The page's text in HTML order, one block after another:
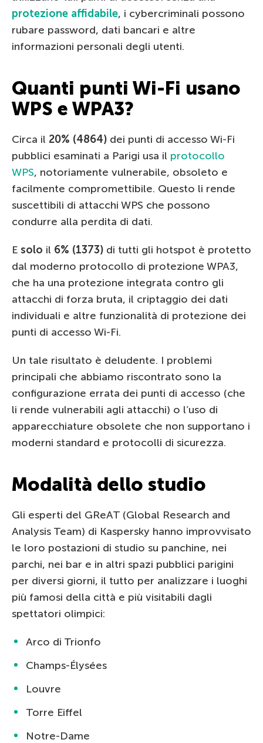
protezione affidabile, i cybercriminali possono
rubare password, dati bancari e altre
informazioni personali degli utenti.
Quanti punti Wi-Fi usano
WPS e WPA3?
Circa il 20% (4864) dei punti di accesso Wi-Fi
pubblici esaminati a Parigi usa il protocollo
WPS, notoriamente vulnerabile, obsoleto e
facilmente compromettibile. Questo li rende
suscettibili di attacchi WPS che possono
condurre alla perdita di dati.
E solo il 6% (1373) di tutti gli hotspot è protetto
dal moderno protocollo di protezione WPA3,
che ha una protezione integrata contro gli
attacchi di forza bruta, il criptaggio dei dati
individuali e altre funzionalità di protezione dei
punti di accesso Wi-Fi.
Un tale risultato è deludente. I problemi
principali che abbiamo riscontrato sono la
configurazione errata dei punti di accesso (che
li rende vulnerabili agli attacchi) o l’uso di
apparecchiature obsolete che non supportano i
moderni standard e protocolli di sicurezza.
Modalità dello studio
Gli esperti del GReAT (Global Research and
Analysis Team) di Kaspersky hanno improvvisato
le loro postazioni di studio su panchine, nei
parchi, nei bar e in altri spazi pubblici parigini
per diversi giorni, il tutto per analizzare i luoghi
più famosi della città e più visitabili dagli
spettatori olimpici:
Arco di Trionfo
Champs-Élysées
Louvre
Torre Eiffel
Notre-Dame